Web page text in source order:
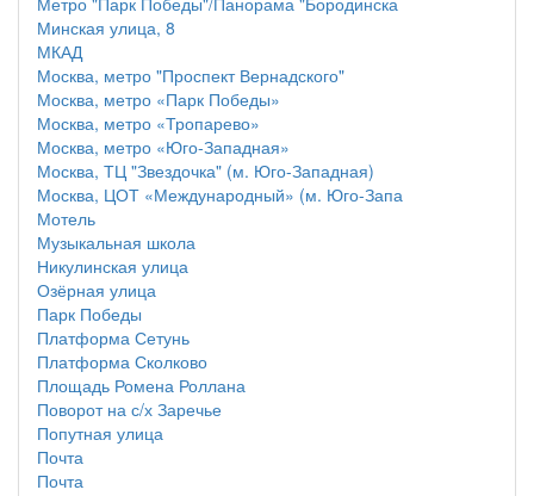
Минская улица, 8
МКАД
Москва, метро "Проспект Вернадского"
Москва, метро «Парк Победы»
Москва, метро «Тропарево»
Москва, метро «Юго-Западная»
Москва, ТЦ "Звездочка" (м. Юго-Западная)
Москва, ЦОТ «Международный» (м. Юго-Запа
Мотель
Музыкальная школа
Никулинская улица
Озёрная улица
Парк Победы
Платформа Сетунь
Платформа Сколково
Площадь Ромена Роллана
Поворот на с/х Заречье
Попутная улица
Почта
Почта